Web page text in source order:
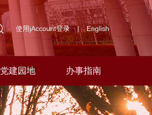
使用jAccount登录 | English
党建园地 办事指南